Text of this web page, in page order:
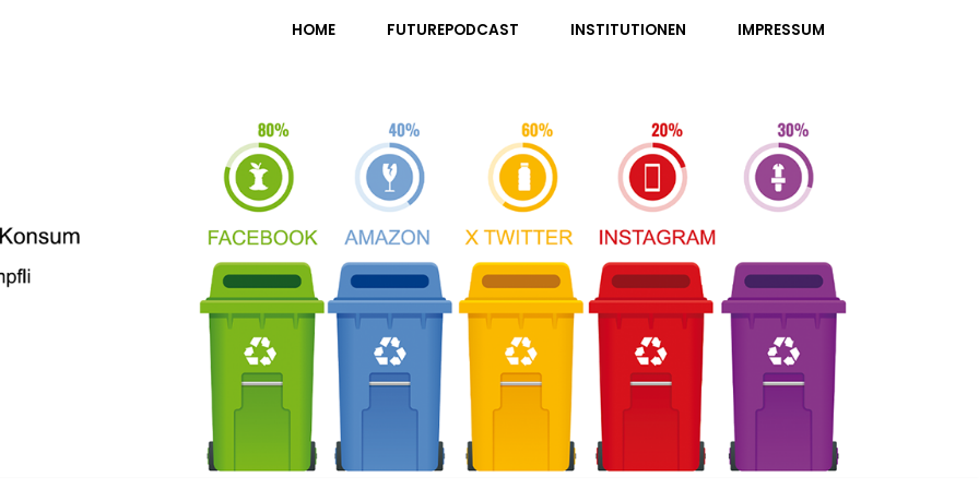
HOME FUTUREPODCAST INSTITUTIONEN IMPRESSUM